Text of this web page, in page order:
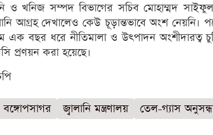
ও খনিজ সম্পদ বিভাগের সচিব মোহাম্মদ
আগ্রহ দেখালেও কেউ চূড়ান্তভাবে অংশ নেয়নি।
এক বছর ধরে নীতিমালা ও উৎপাদন অংশীদারত্ব
প্রণয়ন করা হয়েছে।
বঙ্গোপসাগর জ্বালানি মন্ত্রণালয় তেল-গ্যাস